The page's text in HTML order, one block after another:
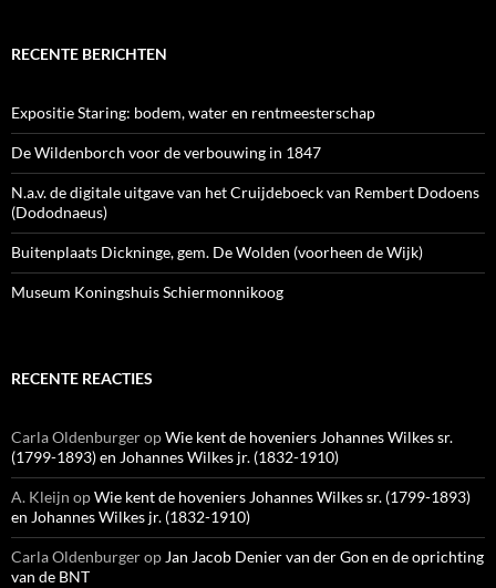
RECENTE BERICHTEN
Expositie Staring: bodem, water en rentmeesterschap
De Wildenborch voor de verbouwing in 1847
N.a.v. de digitale uitgave van het Cruijdeboeck van Rembert Dodoens
(Dododnaeus)
Buitenplaats Dickninge, gem. De Wolden (voorheen de Wijk)
Museum Koningshuis Schiermonnikoog
RECENTE REACTIES
Carla OldenburgeropWie kent de hoveniers Johannes Wilkes sr.
(1799-1893) en Johannes Wilkes jr. (1832-1910)
A. Kleijn opWie kent de hoveniers Johannes Wilkes sr. (1799-1893)
en Johannes Wilkes jr. (1832-1910)
Carla Oldenburgerop Jan Jacob Denier van der Gon en de oprichting
van de BNT